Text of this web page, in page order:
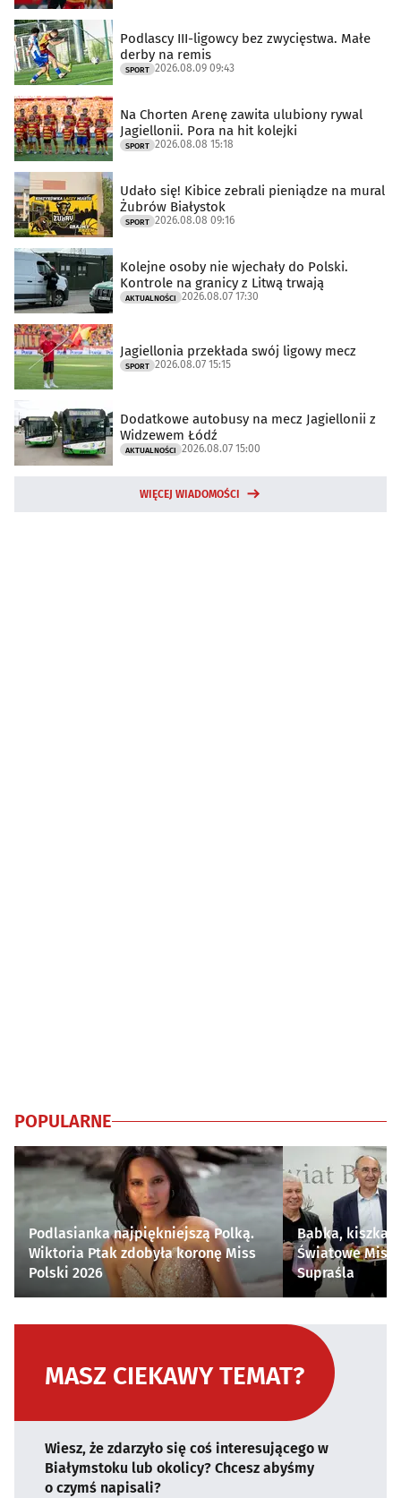
Podlascy III-ligowcy bez zwycięstwa. Małe
derby na remis
SPORT 2026.08.09 09:43
Na Chorten Arenę zawita ulubiony rywal
Jagiellonii. Pora na hit kolejki
SPORT 2026.08.08 15:18
Udało się! Kibice zebrali pieniądze na mural
Żubrów Białystok
SPORT 2026.08.08 09:16
Kolejne osoby nie wjechały do Polski.
Kontrole na granicy z Litwą trwają
AKTUALNOŚCI 2026.08.07 17:30
Jagiellonia przekłada swój ligowy mecz
SPORT 2026.08.07 15:15
Dodatkowe autobusy na mecz Jagiellonii z
Widzewem Łódź
AKTUALNOŚCI 2026.08.07 15:00
WIĘCEJ WIADOMOŚCI
POPULARNE
Podlasianka najpiękniejszą Polką.
Wiktoria Ptak zdobyła koronę Miss
Polski 2026
Babka, kiszka i
Światowe
Supraśla
MASZ CIEKAWY TEMAT?
Wiesz, że zdarzyło się coś interesującego w
Białymstoku lub okolicy? Chcesz abyśmy
o czymś napisali?